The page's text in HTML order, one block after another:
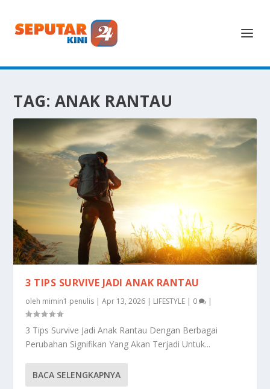
TAG: ANAK RANTAU
3 TIPS SURVIVE JADI ANAK RANTAU
oleh mimin1 penulis |Apr 13, 2026 | LIFESTYLE | 0 |
3 Tips Survive Jadi Anak Rantau Dengan Berbagai
Perubahan Signifikan Yang Akan Terjadi Untuk...
BACA SELENGKAPNYA